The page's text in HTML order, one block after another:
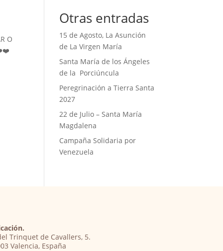
O
Otras entradas
15 de Agosto, La Asunción
de La Virgen María
Santa María de los Ángeles
de la Porciúncula
Peregrinación a Tierra Santa
2027
22 de Julio – Santa María
Magdalena
Campaña Solidaria por
Venezuela
Trinquet de Cavallers, 5.
Valencia, España